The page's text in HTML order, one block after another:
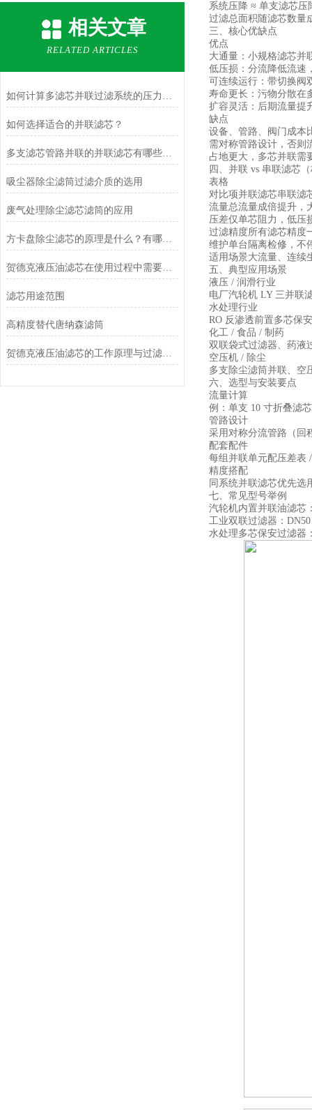
相关文章
RELATED ARTICLES
如何计算多滤芯并联过滤系统的压力损失？
如何选择适合的并联滤芯？
多支滤芯管路并联的并联滤芯有哪些应用场景？
吸尘器除尘滤筒过滤介质的选用
废气处理除尘滤芯滤筒的应用
方卡盘除尘滤芯的原理是什么？有哪些特点？
贺德克液压油滤芯在使用过程中需要定期更换吗？
滤芯用途范围
高精度替代唐纳森滤筒
贺德克液压油滤芯的工作原理与过滤机制分析
系统压降 ≈ 单支滤芯压
过滤总面积随滤芯数量
三、核心优缺点
优点
大通量：小规格滤芯并
低压损：分流降低流速
可连续运行：带切换阀
寿命更长：污物分散在
扩容灵活：后期流量提
缺点
设备、管路、阀门成本
需对称管路设计，否则
占地更大，多芯并联需
四、并联 vs 串联滤芯
表格
对比项并联滤芯串联滤
流量总流量成倍提升，
压差仅单芯阻力，低压
过滤精度所有滤芯精度
维护单台隔离检修，不
适用场景大流量、连续
五、典型应用场景
液压 / 润滑行业
电厂汽轮机 LY 三并联
水处理行业
RO 反渗透前置多芯保
化工 / 食品 / 制药
双联袋式过滤器、药液
空压机 / 除尘
多支除尘滤筒并联、空
六、选型与安装要点
流量计算
例：单支 10 寸折叠滤
管路设计
采用对称分流管路（回
配套配件
每组并联单元配压差表
精度搭配
同系统并联滤芯优先选
七、常见型号举例
汽轮机内置并联油滤芯
工业双联过滤器：
水处理多芯保安过滤器